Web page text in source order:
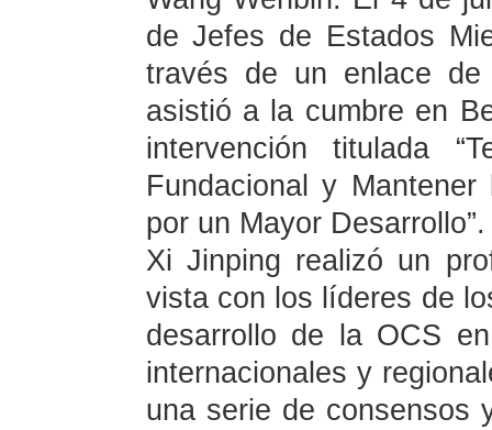
de Jefes de Estados
través de un enlace
asistió a la cumbre en
intervención titulada
Fundacional y
por un Mayor
Xi Jinping realizó un
vista con los líderes de
desarrollo de la OCS
internacionales y
una serie de consensos